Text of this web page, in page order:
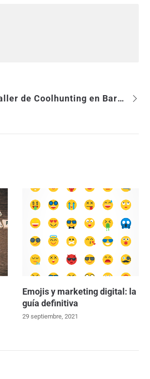
Taller de Coolhunting en Barcelona
Emojis y marketing digital: la
guía definitiva
29 septiembre, 2021